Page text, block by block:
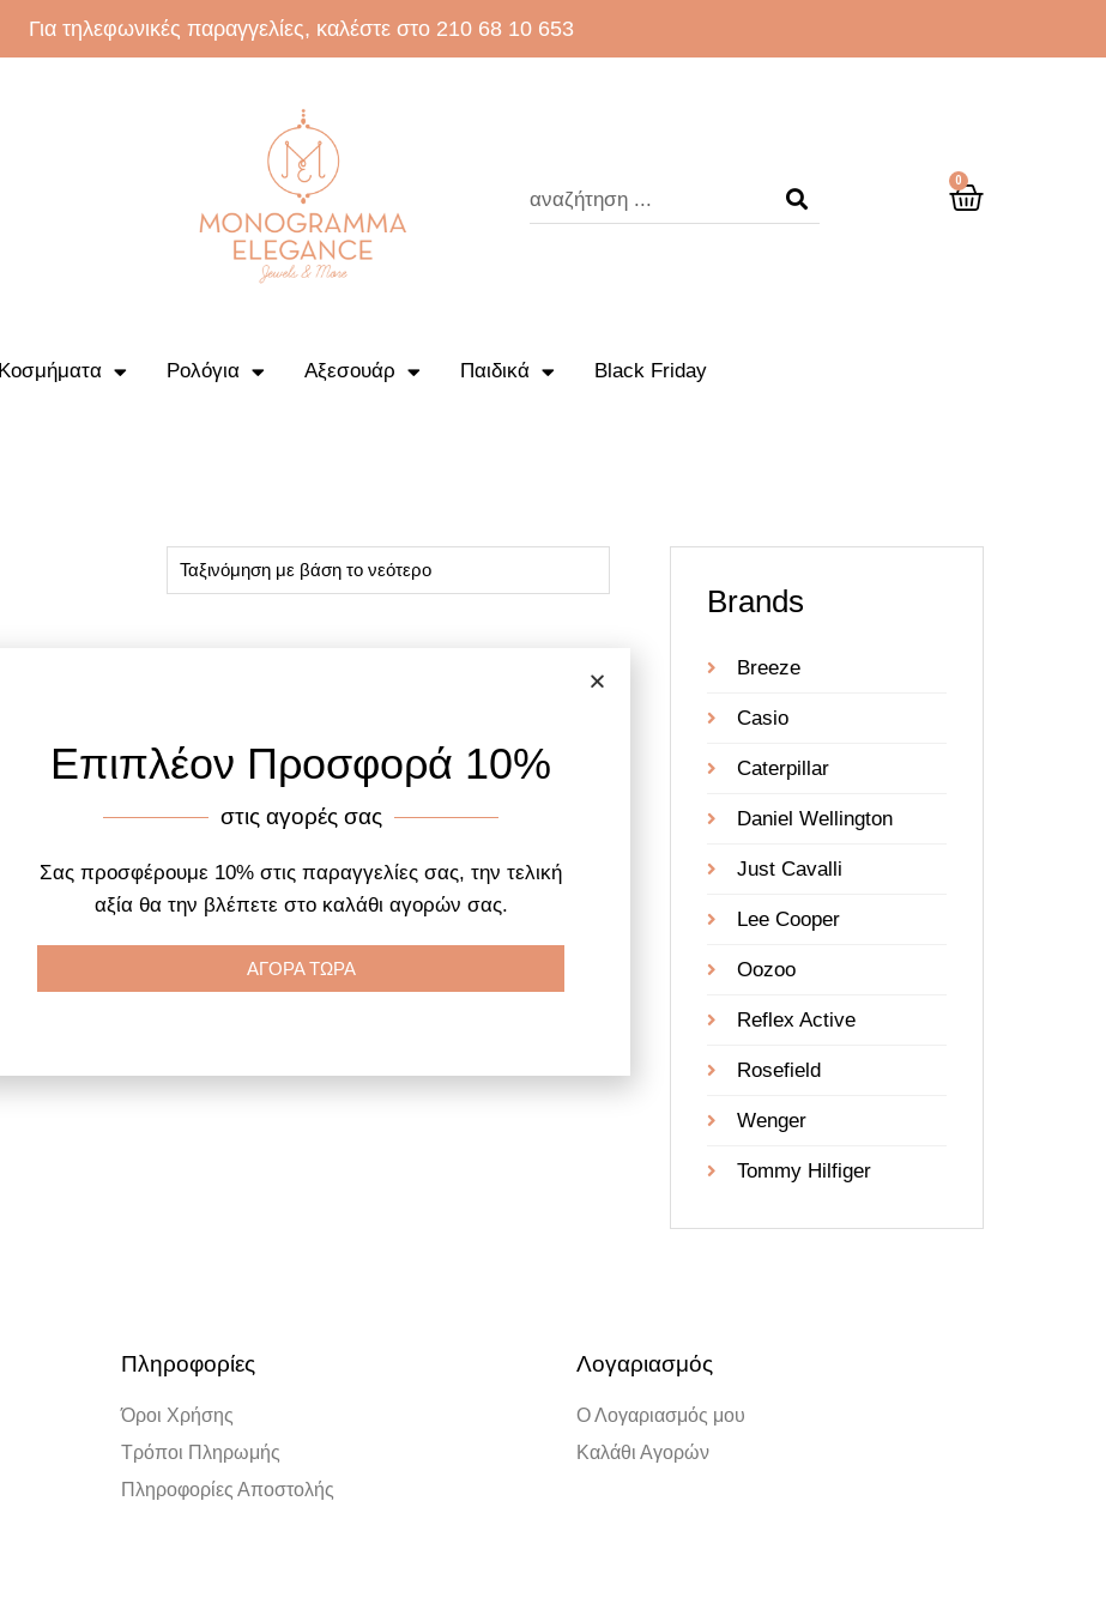
Για τηλεφωνικές παραγγελίες, καλέστε στο 210 68 10 653
0
Κοσμήματα Ρολόγια Αξεσουάρ Παιδικά Black Friday
Brands
Breeze
Casio
Caterpillar
Daniel Wellington
Just Cavalli
Lee Cooper
Oozoo
Reflex Active
Rosefield
Wenger
Tommy Hilfiger
Πληροφορίες
Όροι Χρήσης
Τρόποι Πληρωμής
Πληροφορίες Αποστολής
Λογαριασμός
Ο Λογαριασμός μου
Καλάθι Αγορών
Επιπλέον Προσφορά 10%
στις αγορές σας
Σας προσφέρουμε 10% στις παραγγελίες σας, την τελική
αξία θα την βλέπετε στο καλάθι αγορών σας.
ΑΓΟΡΑ ΤΩΡΑ